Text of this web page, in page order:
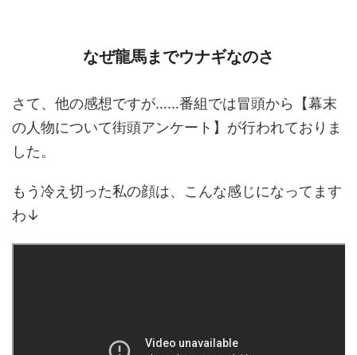
なぜ龍馬までウナギなのさ
さて、他の感想ですが……番組では冒頭から【幕末
の人物について街頭アンケート】が行われておりま
した。
もう冷え切った私の顔は、こんな感じになってます
わ↓